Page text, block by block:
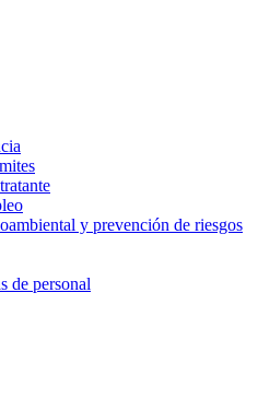
y prevención de riesgos
de personal